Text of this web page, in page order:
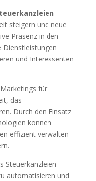
steigern und neue
Präsenz in den
Dienstleistungen
und Interessenten
für
das
Durch den Einsatz
können
effizient verwalten
Steuerkanzleien
automatisieren und